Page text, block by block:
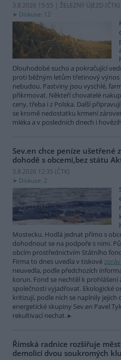
3.8.2026 15:55 | ŽELEZNÝ ÚJEZD (ČTK)
Diskuse: 12
Dlouhodobé sucho a pokračující
proti běžným letům třetinový výnos
nebudou. Pastviny jsou vyschlé,
přikrmovat. Někteří chovatelé
ceny, třeba i z Polska. Další
se kromě nedostatku krmení
mléka a v posledních dnech i
Sev.en chce peníze ušetřené
dohodě s obcemi,bez státu
3.8.2026 12:35 (ČTK)
Diskuse: 2
Mostecku. Hodlá jednat přímo s
dohodnout se na podpoře s nimi.
obcím prostřednictvím Státního
Firma to dnes uvedla v tiskové
neuvedla, podle předchozích
korun. Fond se nechtěl k
společnosti vyjadřovat. Ekologické
kritizují, podle nich se naplnily jejich
energetické skupiny Sev.en Pavel
rekultivací nechat.
Římská radnice rozšiřuje
demolicí dvou soukromých